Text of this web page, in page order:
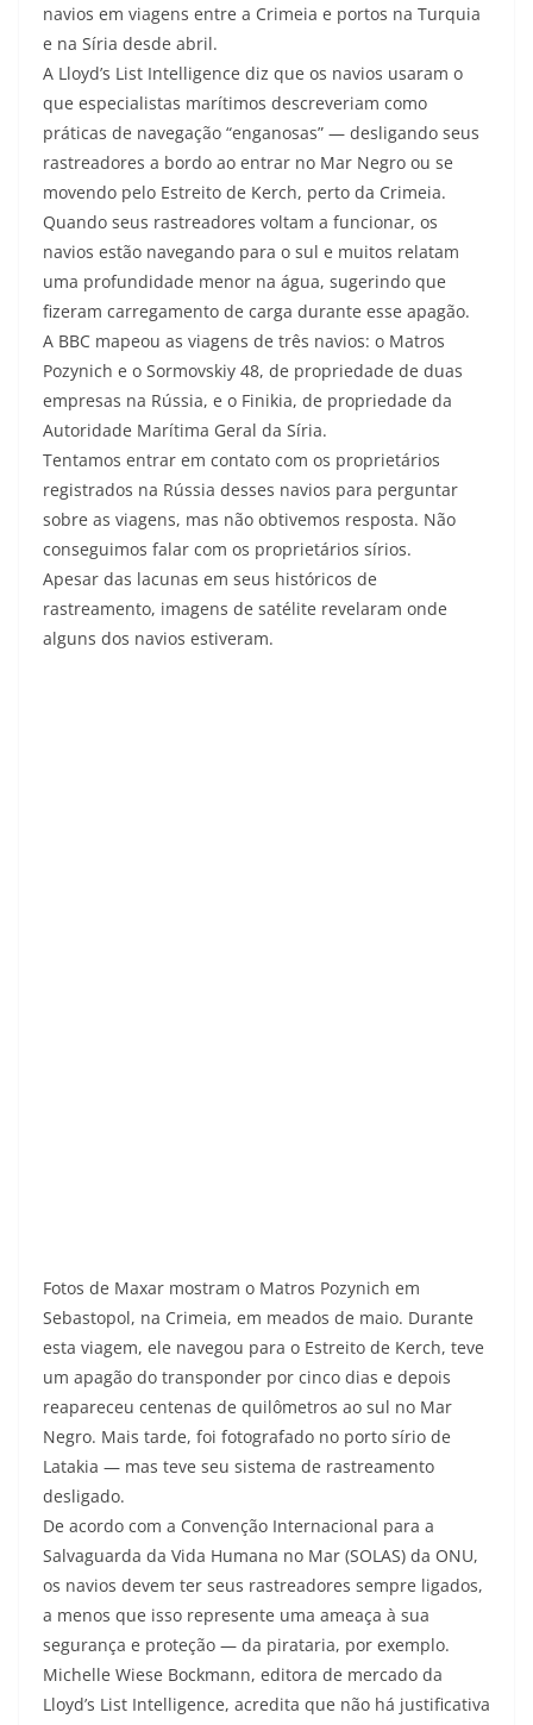
navios em viagens entre a Crimeia e portos na Turquia
e na Síria desde abril.
A Lloyd’s List Intelligence diz que os navios usaram o
que especialistas marítimos descreveriam como
práticas de navegação “enganosas” — desligando seus
rastreadores a bordo ao entrar no Mar Negro ou se
movendo pelo Estreito de Kerch, perto da Crimeia.
Quando seus rastreadores voltam a funcionar, os
navios estão navegando para o sul e muitos relatam
uma profundidade menor na água, sugerindo que
fizeram carregamento de carga durante esse apagão.
A BBC mapeou as viagens de três navios: o Matros
Pozynich e o Sormovskiy 48, de propriedade de duas
empresas na Rússia, e o Finikia, de propriedade da
Autoridade Marítima Geral da Síria.
Tentamos entrar em contato com os proprietários
registrados na Rússia desses navios para perguntar
sobre as viagens, mas não obtivemos resposta. Não
conseguimos falar com os proprietários sírios.
Apesar das lacunas em seus históricos de
rastreamento, imagens de satélite revelaram onde
alguns dos navios estiveram.
Fotos de Maxar mostram o Matros Pozynich em
Sebastopol, na Crimeia, em meados de maio. Durante
esta viagem, ele navegou para o Estreito de Kerch, teve
um apagão do transponder por cinco dias e depois
reapareceu centenas de quilômetros ao sul no Mar
Negro. Mais tarde, foi fotografado no porto sírio de
Latakia — mas teve seu sistema de rastreamento
desligado.
De acordo com a Convenção Internacional para a
Salvaguarda da Vida Humana no Mar (SOLAS) da ONU,
os navios devem ter seus rastreadores sempre ligados,
a menos que isso represente uma ameaça à sua
segurança e proteção — da pirataria, por exemplo.
Michelle Wiese Bockmann, editora de mercado da
Lloyd’s List Intelligence, acredita que não há justificativa